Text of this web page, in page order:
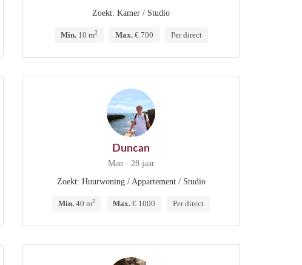
Zoekt: Kamer / Studio
Min.10 m2 Max.€ 700 Per direct
Duncan
Man · 28 jaar
Zoekt: Huurwoning / Appartement / Studio
Min. 40 m2 Max. € 1000 Per direct